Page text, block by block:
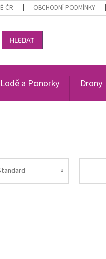
ČR OBCHODNÍ PODMÍNKY
HLEDAT
Lodě a Ponorky Drony